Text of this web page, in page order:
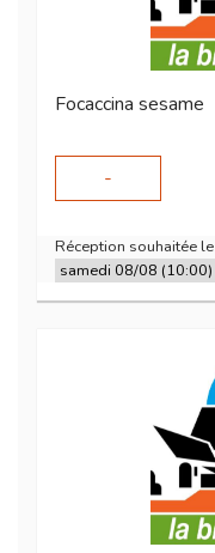
Focaccina sesame
-
Réception souhaitée le